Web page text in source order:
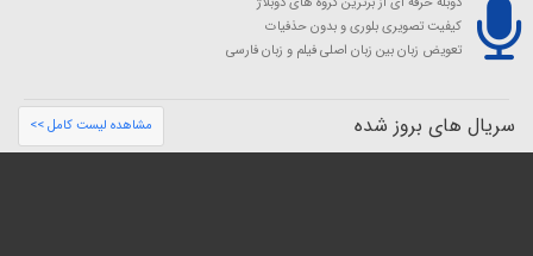
کیفیت تصویری بلوری و بدون حذفیات
تعویض زبان بین زبان اصلی فیلم و زبان فارسی
سریال های بروز شده مشاهده لیست کامل >>